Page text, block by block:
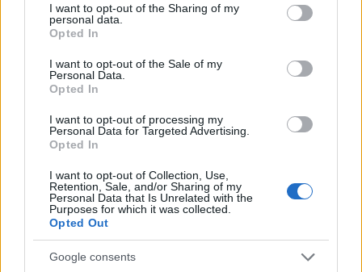
not limited to your visit or usage behaviour. You may click to
grant or deny consent to Google and its third-party tags to
use your data for below specified purposes in below Google
consent section.
I want to opt-out of the Sharing of my
personal data.
Opted In
I want to opt-out of the Sale of my
Personal Data.
Opted In
I want to opt-out of processing my
Personal Data for Targeted Advertising.
Opted In
I want to opt-out of Collection, Use,
Retention, Sale, and/or Sharing of my
Personal Data that Is Unrelated with the
Purposes for which it was collected.
Opted Out
Google consents